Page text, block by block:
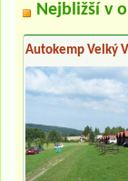
Nejbližší v
Autokemp Velký